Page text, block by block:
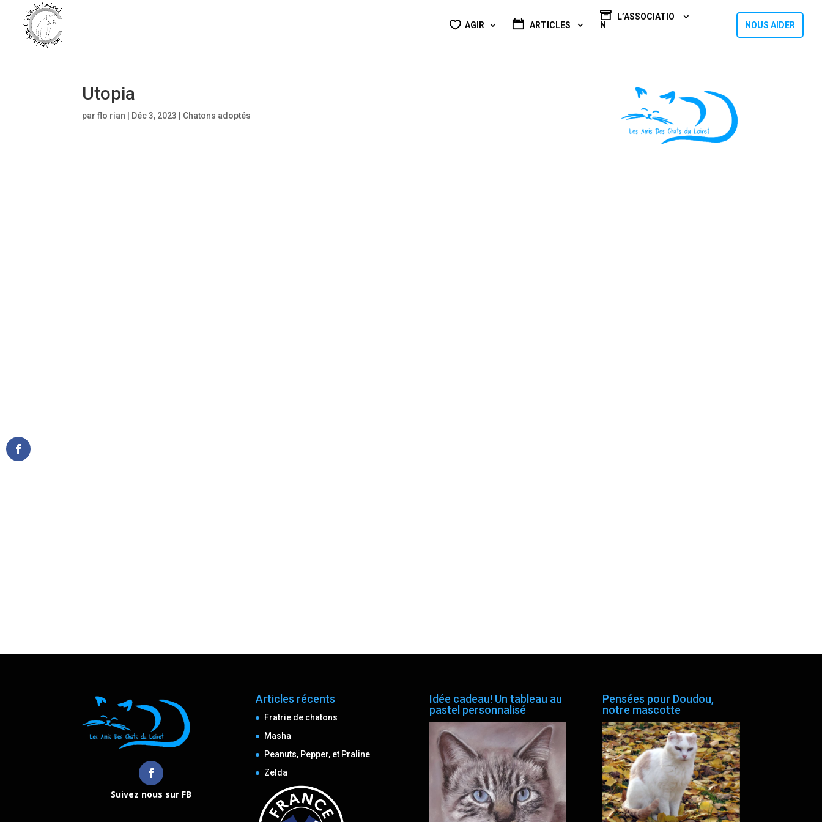
AGIR ARTICLES
L’ASSOCIATIO
N
NOUS AIDER
Utopia
parflo rian Déc 3, 2023 Chatons adoptés
Suivez nous sur FB
Articles récents
Fratrie de chatons
Masha
Peanuts, Pepper, et Praline
Zelda
Idée cadeau! Un tableau au
pastel personnalisé
Pensées pour Doudou,
notre mascotte